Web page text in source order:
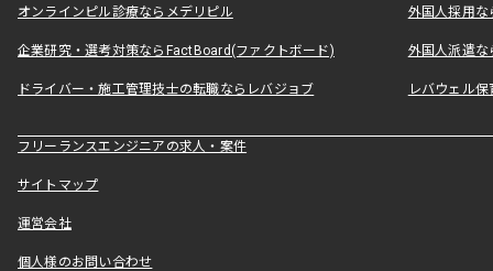
オンラインピル診療ならメデリピル 外国人採用
企業研究・選考対策ならFactBoard(ファクトボード) 外国人派遣な
ドライバー・施工管理技士の転職ならレバジョブ レバウェル
フリーランスエンジニアの求人・案件
サイトマップ
運営会社
個人様のお問い合わせ